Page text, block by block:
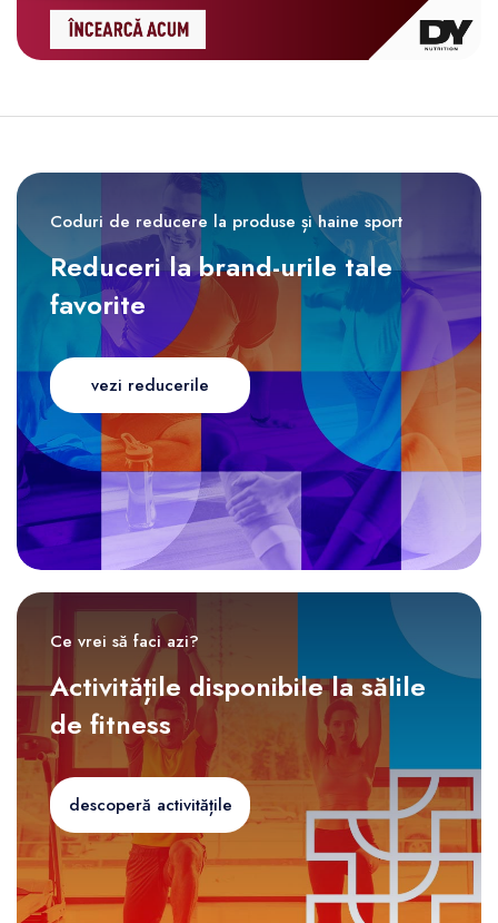
Coduri de reducere la produse și haine sport
Reduceri la brand-urile tale
favorite
vezi reducerile
Ce vrei să faci azi?
Activitățile disponibile la sălile
de fitness
descoperă activitățile